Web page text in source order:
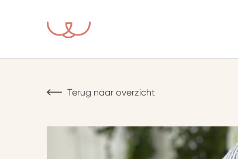
Terug naar overzicht